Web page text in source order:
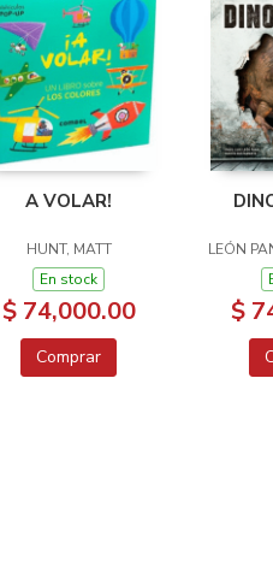
A VOLAR!
HUNT, MATT
En stock
$ 74,000.00
Comprar
LEÓN
$